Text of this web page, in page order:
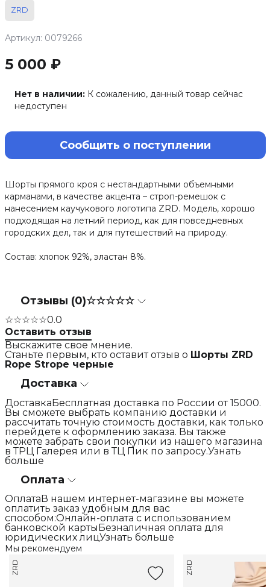
ZRD
Артикул: 0079266
5 000 ₽
Нет в наличии: К сожалению, данный товар сейчас
недоступен
Сообщить о поступлении
Шорты прямого кроя с нестандартными объемными
карманами, в качестве акцента – строп-ремешок с
нанесением каучукового логотипа ZRD. Модель, хорошо
подходящая на летний период, как для повседневных
городских дел, так и для путешествий на природу.
Состав: хлопок 92%, эластан 8%.
Отзывы (0)☆☆☆☆☆
☆☆☆☆☆0.0
Оставить отзыв
Выскажите свое мнение.
Станьте первым, кто оставит отзыв о Шорты ZRD
Rope Strope черные
Доставка
ДоставкаБесплатная доставка по России от 15000.
Вы сможете выбрать компанию доставки и
рассчитать точную стоимость доставки, как только
перейдете к оформлению заказа. Вы также
можете забрать свои покупки из нашего магазина
в ТРЦ Галерея или в ТЦ Пик по запросу.Узнать
больше
Оплата
ОплатаВ нашем интернет-магазине вы можете
оплатить заказ удобным для вас
способом:Онлайн-оплата с использованием
банковской картыБезналичная оплата для
юридических лицУзнать больше
Мы рекомендуем
ZRD ZRD